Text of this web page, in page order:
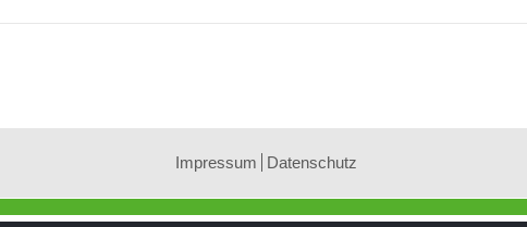
Impressum Datenschutz